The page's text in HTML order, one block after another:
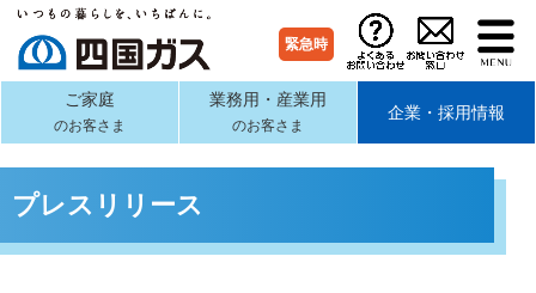
緊急時
ご家庭
のお客さま
業務用・産業用
のお客さま
企業・採用情報
プレスリリース